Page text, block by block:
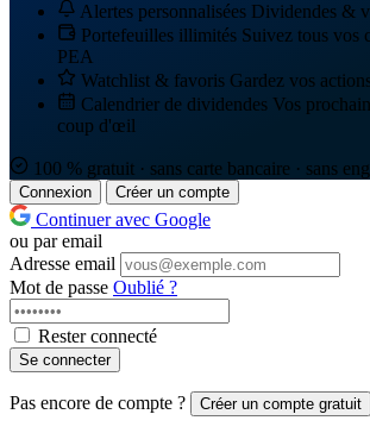
Alertes personnalisées Dividendes &
Portefeuilles illimités Suivez tous vos
PEA
Watchlist & favoris Gardez vos
Calendrier de dividendes Vos
coup d'œil
100 % gratuit · sans carte bancaire · sans
Connexion Créer un compte
Continuer avec Google
ou par email
Adresse email
Mot de passe Oublié ?
Rester connecté
Se connecter
Pas encore de compte ? Créer un compte gratuit